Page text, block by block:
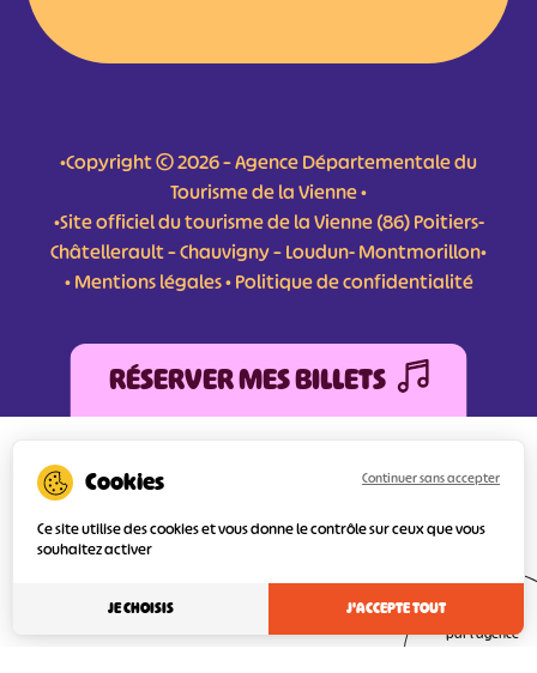
•Copyright © 2026 – Agence Départementale du
Tourisme de la Vienne •
•Site officiel du tourisme de la Vienne (86) Poitiers-
Châtellerault – Chauvigny – Loudun- Montmorillon•
•Mentions légales•Politique de confidentialité
RÉSERVER MES BILLETS
l’Europe au titre du FEDER (Fonds Européen de développement Régional) pour
l’amélioration et la structuration des services numériques pour une meilleure
d’orienter au mieux le visiteur.
par l'agence
Ce site utilise des cookies et vous donne le contrôle sur ceux que vous
souhaitez activer
J'ACCEPTE TOUT
Continuer sans accepter
JE CHOISIS